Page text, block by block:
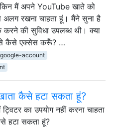
मैं अपने YouTube खाते को
रखना चाहता हूं। मैंने सुना है
की सुविधा उपलब्ध थी। क्या
कैसे एक्सेस करूँ? …
google-account
कैसे हटा सकता हूं?
का उपयोग नहीं करना चाहता
हटा सकता हूं?